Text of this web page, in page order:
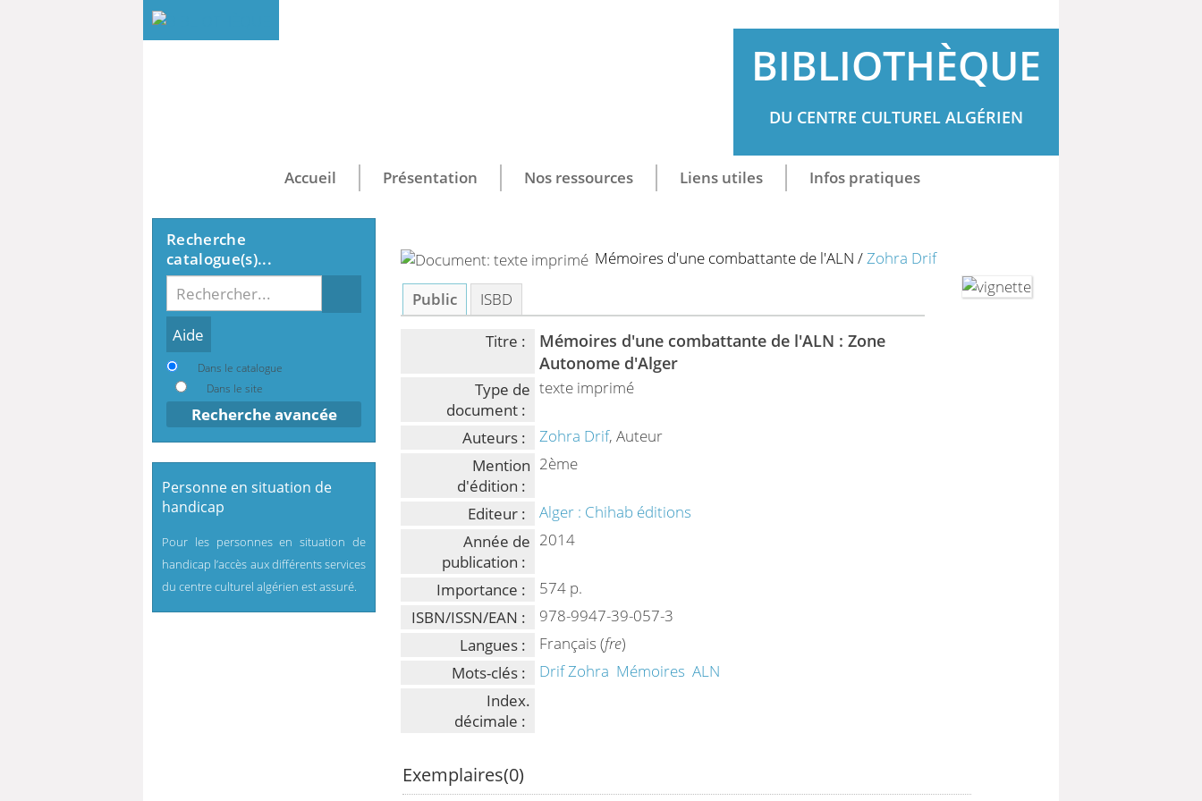
BIBLIOTHÈQUE
DU CENTRE CULTUREL ALGÉRIEN
Accueil Présentation Nos ressources Liens utiles Infos pratiques
Mémoires d'une combattante de l'ALN /Zohra Drif
Public
ISBD
Titre :
Mémoires d'une combattante de l'ALN : Zone
Autonome d'Alger
Type de
document :
texte imprimé
Auteurs : Zohra Drif, Auteur
Mention
d'édition :
2ème
Editeur :
Alger : Chihab éditions
Année de
publication :
2014
Importance :
574 p.
ISBN/ISSN/EAN :
978-9947-39-057-3
Langues :
Français (fre)
Mots-clés :
Drif Zohra Mémoires ALN
Index.
décimale :
Exemplaires(0)
Recherche
catalogue(s)...
Dans le catalogue
Dans le site
Recherche avancée
Personne en situation de
handicap
Pour les personnes en situation de
handicap l’accès aux différents services
du centre culturel algérien est assuré.